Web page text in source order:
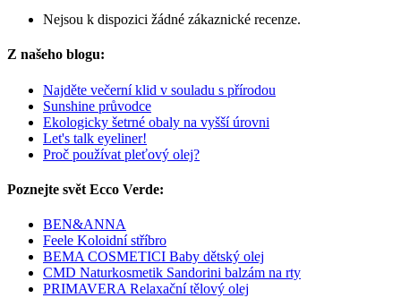
Nejsou k dispozici žádné zákaznické recenze.
Z našeho blogu:
Najděte večerní klid v souladu s přírodou
Sunshine průvodce
Ekologicky šetrné obaly na vyšší úrovni
Let's talk eyeliner!
Proč používat pleťový olej?
Poznejte svět Ecco Verde:
BEN&ANNA
Feele Koloidní stříbro
BEMA COSMETICI Baby dětský olej
CMD Naturkosmetik Sandorini balzám na rty
PRIMAVERA Relaxační tělový olej